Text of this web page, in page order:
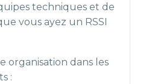
techniques et de
vous ayez un RSSI
organisation dans les
: